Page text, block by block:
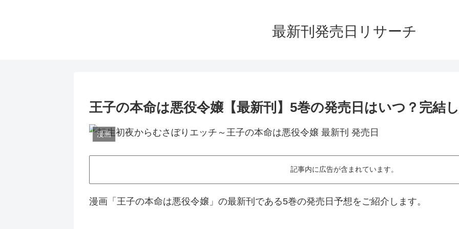
最新刊発売日リサーチ
王子の本命は悪役令嬢【最新刊】5巻の発売日はいつ？完結
漫画
記事内に広告が含まれています。
漫画「王子の本命は悪役令嬢」の最新刊である5巻の発売日予想をご紹介します。